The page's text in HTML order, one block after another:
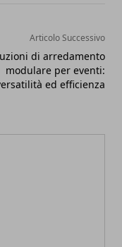
Articolo Successivo
di arredamento
modulare per eventi:
ed efficienza